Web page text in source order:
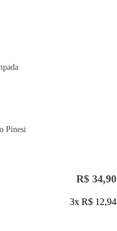
Pinesi
R$ 34,90
3x R$ 12,94